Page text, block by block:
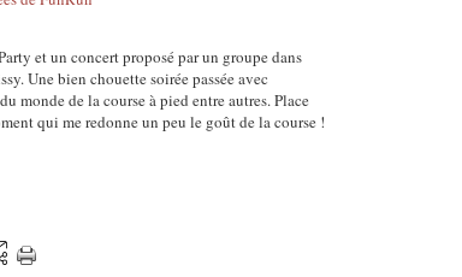
et un concert proposé par un groupe dans
Une bien chouette soirée passée avec
monde de la course à pied entre autres. Place
qui me redonne un peu le goût de la course !